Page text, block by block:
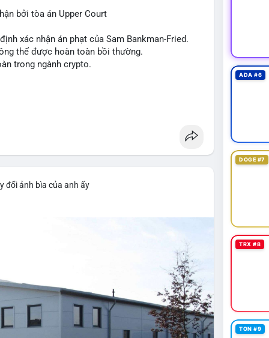
trường hiện tại rất tiêu cực do sợ hãi cao,
hướng từ các nguồn tin uy tín.
bởi tòa án Upper Court
xác nhận án phạt của Sam Bankman-Fried.
thể được hoàn toàn bồi thường.
trong ngành crypto.
đổi ảnh bìa của anh ấy
ADA #6
DOGE #7
TRX #8
TON #9